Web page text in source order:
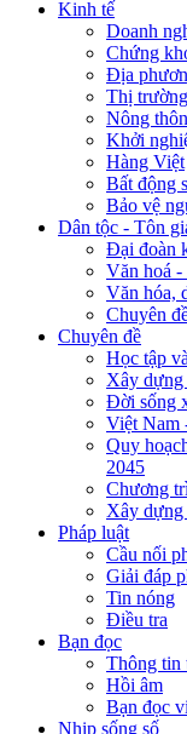
Kinh tế
Doanh
Chứng
Địa
Thị trường
Nông
Khởi
Hàng Việt
Bất động
Bảo vệ
Dân tộc - Tôn
Đại đoàn
Văn hoá
Văn hóa,
Chuyên
Chuyên đề
Học tập
Xây dựng
Đời sống
Việt Nam
Quy
2045
Chương
Xây dựng
Pháp luật
Cầu nối
Giải đáp
Tin nóng
Điều tra
Bạn đọc
Thông tin
Hồi âm
Bạn đọc
Nhịp sống số